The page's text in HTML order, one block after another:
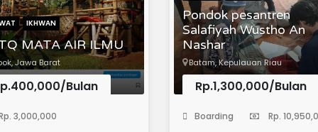
IKHWAN
MATA AIR ILMU
Jawa Barat
Bulan
3,000,000
Pondok pesantren
Salafiyah Wustho An
Nashar
Batam, Kepulauan Riau
Rp.1,300,000/Bulan
Boarding Rp.